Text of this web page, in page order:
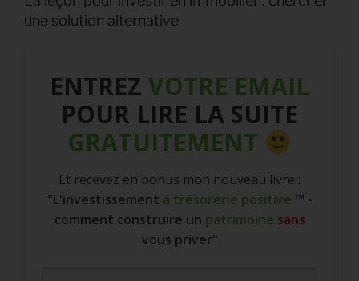
une solution alternative
ENTREZ VOTRE EMAIL
POUR LIRE LA SUITE
GRATUITEMENT
Et recevez en bonus mon nouveau livre :
"L'investissement à trésorerie positive ™ -
comment construire un patrimoine sans
vous priver"